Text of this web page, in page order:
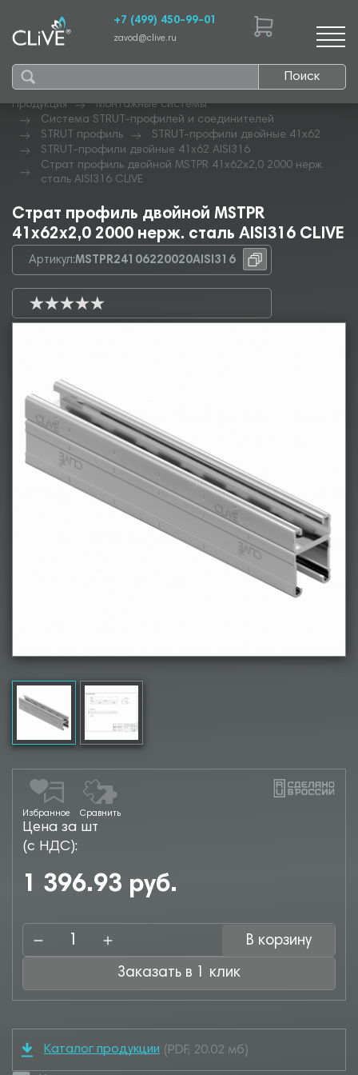
Поиск
+7 (499) 450-99-01
zavod@clive.ru
Продукция
Монтажные системы
Система STRUT-профилей и соединителей
STRUT профиль
STRUT-профили двойные 41х62
STRUT-профили двойные 41х62 AISI316
Страт профиль двойной MSTPR 41х62х2,0 2000 нерж.
сталь AISI316 CLIVE
Страт профиль двойной MSTPR
41х62х2,0 2000 нерж. сталь AISI316 CLIVE
Артикул:MSTPR24106220020AISI316
Избранное Сравнить
Цена за шт
(с НДС):
1 396.93 руб.
В корзину
Заказать в 1 клик
Каталог продукции (PDF, 20.02 мб)